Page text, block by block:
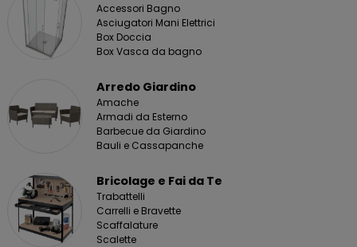
Accessori Bagno
Asciugatori Mani Elettrici
Box Doccia
Box Vasca da bagno
Arredo Giardino
Amache
Armadi da Esterno
Barbecue da Giardino
Bauli e Cassapanche
Bricolage e Fai da Te
Trabattelli
Carrelli e Bravette
Scaffalature
Scalette